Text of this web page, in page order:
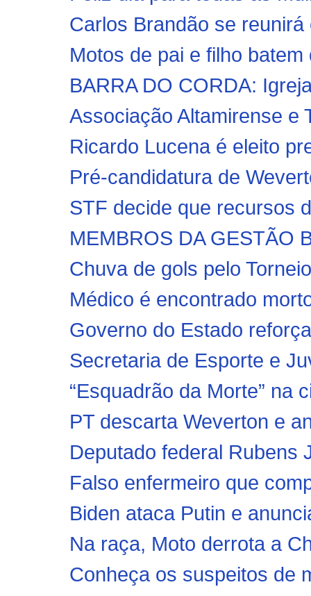
Carlos Brandão se
Motos de pai e filho
BARRA DO CORDA:
Associação Altamirense e
Ricardo Lucena é eleito
Pré-candidatura de
STF decide que recursos
MEMBROS DA GESTÃO
Chuva de gols pelo
Médico é encontrado
Governo do Estado
Secretaria de Esporte e
“Esquadrão da Morte” na
PT descarta Weverton e
Deputado federal Rubens
Falso enfermeiro que
Biden ataca Putin e
Na raça, Moto derrota a
Conheça os suspeitos de